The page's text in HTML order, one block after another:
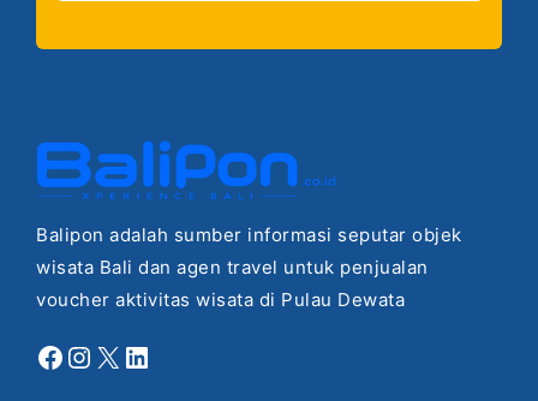
Balipon adalah sumber informasi seputar objek
wisata Bali dan agen travel untuk penjualan
voucher aktivitas wisata di Pulau Dewata
Facebook
Instagram
X LinkedIn